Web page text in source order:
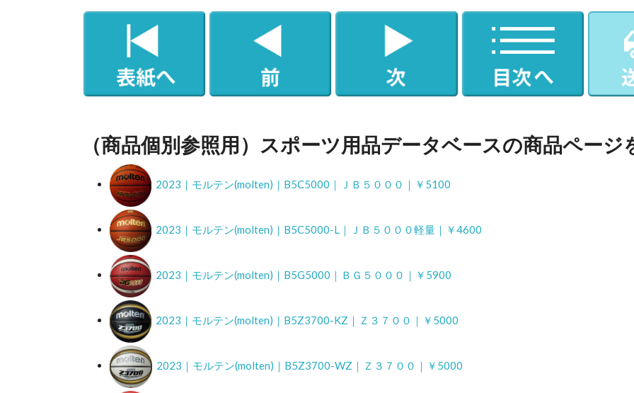
（商品個別参照用）スポーツ用品データベースの商品ページ
2023｜モルテン(molten)｜B5C5000｜ＪＢ５０００｜￥5100
2023｜モルテン(molten)｜B5C5000-L｜ＪＢ５０００軽量｜￥4600
2023｜モルテン(molten)｜B5G5000｜ＢＧ５０００｜￥5900
2023｜モルテン(molten)｜B5Z3700-KZ｜Ｚ３７００｜￥5000
2023｜モルテン(molten)｜B5Z3700-WZ｜Ｚ３７００｜￥5000